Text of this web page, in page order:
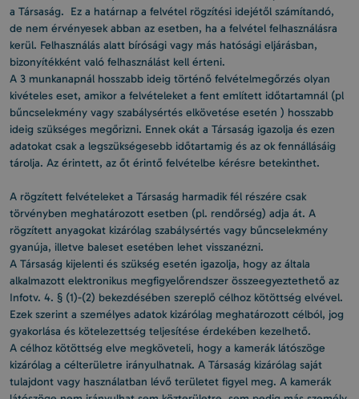
a Társaság. Ez a határnap a felvétel rögzítési idejétől számítandó,
de nem érvényesek abban az esetben, ha a felvétel felhasználásra
kerül. Felhasználás alatt bírósági vagy más hatósági eljárásban,
bizonyítékként való felhasználást kell érteni.
A 3 munkanapnál hosszabb ideig történő felvételmegőrzés olyan
kivételes eset, amikor a felvételeket a fent említett időtartamnál (pl
bűncselekmény vagy szabálysértés elkövetése esetén ) hosszabb
ideig szükséges megőrizni. Ennek okát a Társaság igazolja és ezen
adatokat csak a legszükségesebb időtartamig és az ok fennállásáig
tárolja. Az érintett, az őt érintő felvételbe kérésre betekinthet.
A rögzített felvételeket a Társaság harmadik fél részére csak
törvényben meghatározott esetben (pl. rendőrség) adja át. A
rögzített anyagokat kizárólag szabálysértés vagy bűncselekmény
gyanúja, illetve baleset esetében lehet visszanézni.
A Társaság kijelenti és szükség esetén igazolja, hogy az általa
alkalmazott elektronikus megfigyelőrendszer összeegyeztethető az
Infotv. 4. § (1)-(2) bekezdésében szereplő célhoz kötöttség elvével.
Ezek szerint a személyes adatok kizárólag meghatározott célból, jog
gyakorlása és kötelezettség teljesítése érdekében kezelhető.
A célhoz kötöttség elve megköveteli, hogy a kamerák látószöge
kizárólag a célterületre irányulhatnak. A Társaság kizárólag saját
tulajdont vagy használatban lévő területet figyel meg. A kamerák